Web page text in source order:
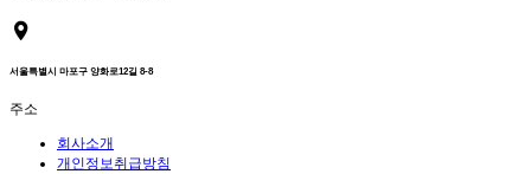
서울특별시 마포구 양화로12길 8-8
주소
회사소개
개인정보취급방침